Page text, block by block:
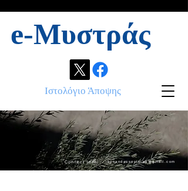
e-Μυστράς
Ιστολόγιο Άποψης
Contact info: ikonandassociates@gmail.com